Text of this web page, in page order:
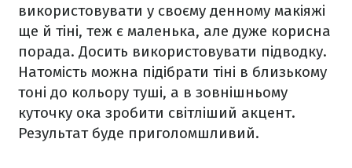
використовувати у своєму денному макіяжі
ще й тіні, теж є маленька, але дуже корисна
порада. Досить використовувати підводку.
Натомість можна підібрати тіні в близькому
тоні до кольору туші, а в зовнішньому
куточку ока зробити світліший акцент.
Результат буде приголомшливий.